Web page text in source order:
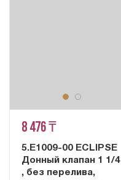
8 476 ₸
5.E1009-00 ECLIPSE
Донный клапан 1 1/4
, без перелива,